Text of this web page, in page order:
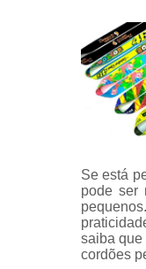
Se está
pode ser
saiba que
cordões